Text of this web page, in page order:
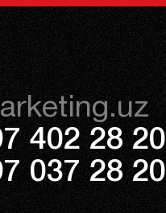
402 28 20
037 28 20